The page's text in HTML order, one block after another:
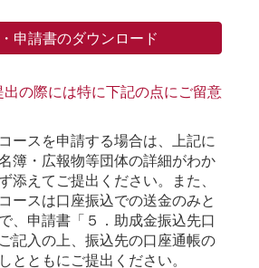
申請書のダウンロード
の際には特に下記の点にご留意
ースを申請する場合は、上記に
簿・広報物等団体の詳細がわか
添えてご提出ください。また、
ースは口座振込での送金のみと
、申請書「５．助成金振込先口
記入の上、振込先の口座通帳の
とともにご提出ください。